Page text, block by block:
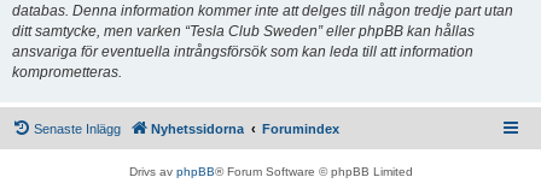
databas. Denna information kommer inte att delges till någon tredje part utan
ditt samtycke, men varken “Tesla Club Sweden” eller phpBB kan hållas
ansvariga för eventuella intrångsförsök som kan leda till att information
komprometteras.
Senaste Inlägg Nyhetssidorna Forumindex
Drivs av phpBB® Forum Software © phpBB Limited